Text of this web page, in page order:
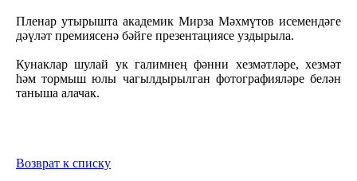
Пленар утырышта академик Мирза Мәхмүтов исемендәге
дәүләт премиясенә бәйге презентациясе уздырыла.
Кунаклар шулай ук галимнең фәнни хезмәтләре, хезмәт
һәм тормыш юлы чагылдырылган фотографияләре белән
таныша алачак.
Возврат к списку